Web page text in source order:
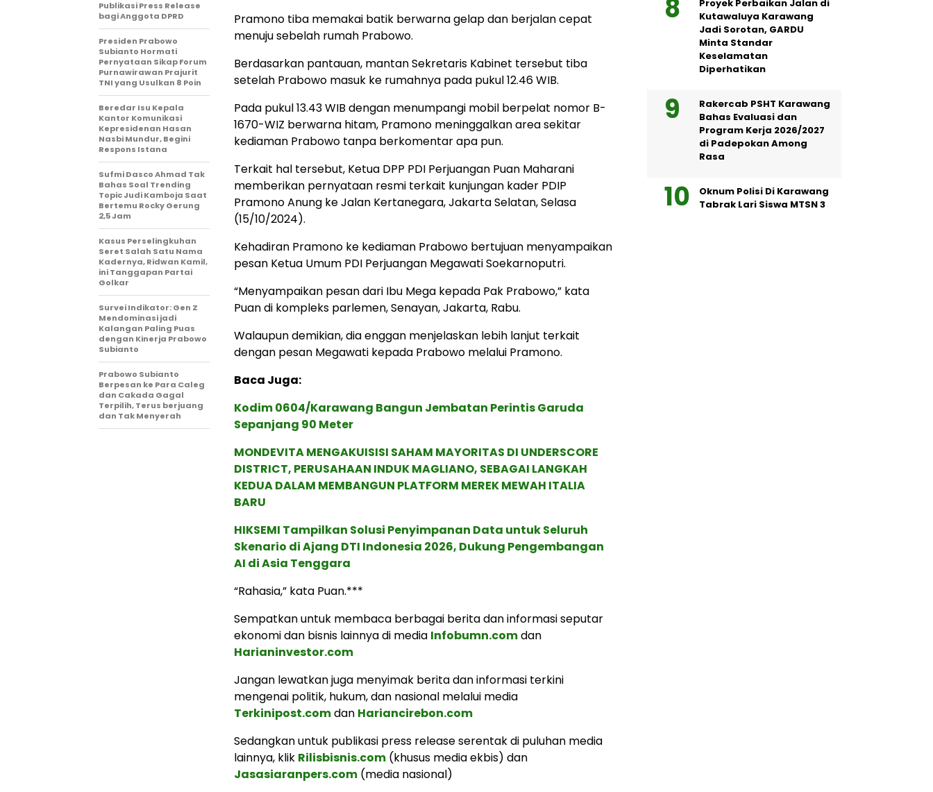
Pramono tiba memakai batik berwarna gelap dan berjalan cepat
menuju sebelah rumah Prabowo.
Berdasarkan pantauan, mantan Sekretaris Kabinet tersebut tiba
setelah Prabowo masuk ke rumahnya pada pukul 12.46 WIB.
Pada pukul 13.43 WIB dengan menumpangi mobil berpelat nomor B-
1670-WIZ berwarna hitam, Pramono meninggalkan area sekitar
kediaman Prabowo tanpa berkomentar apa pun.
Terkait hal tersebut, Ketua DPP PDI Perjuangan Puan Maharani
memberikan pernyataan resmi terkait kunjungan kader PDIP
Pramono Anung ke Jalan Kertanegara, Jakarta Selatan, Selasa
(15/10/2024).
Kehadiran Pramono ke kediaman Prabowo bertujuan menyampaikan
pesan Ketua Umum PDI Perjuangan Megawati Soekarnoputri.
“Menyampaikan pesan dari Ibu Mega kepada Pak Prabowo,” kata
Puan di kompleks parlemen, Senayan, Jakarta, Rabu.
Walaupun demikian, dia enggan menjelaskan lebih lanjut terkait
dengan pesan Megawati kepada Prabowo melalui Pramono.
Baca Juga:
Kodim 0604/Karawang Bangun Jembatan Perintis Garuda
Sepanjang 90 Meter
MONDEVITA MENGAKUISISI SAHAM MAYORITAS DI UNDERSCORE
DISTRICT, PERUSAHAAN INDUK MAGLIANO, SEBAGAI LANGKAH
KEDUA DALAM MEMBANGUN PLATFORM MEREK MEWAH ITALIA
BARU
HIKSEMI Tampilkan Solusi Penyimpanan Data untuk Seluruh
Skenario di Ajang DTI Indonesia 2026, Dukung Pengembangan
AI di Asia Tenggara
“Rahasia,” kata Puan.***
Sempatkan untuk membaca berbagai berita dan informasi seputar
ekonomi dan bisnis lainnya di media Infobumn.comdan
Harianinvestor.com
Jangan lewatkan juga menyimak berita dan informasi terkini
mengenai politik, hukum, dan nasional melalui media
Terkinipost.comdan Hariancirebon.com
Sedangkan untuk publikasi press release serentak di puluhan media
lainnya, klik Rilisbisnis.com (khusus media ekbis) dan
Jasasiaranpers.com (media nasional)
Publikasi Press Release
bagi Anggota DPRD
Presiden Prabowo
Subianto Hormati
Pernyataan Sikap Forum
Purnawirawan Prajurit
TNI yang Usulkan 8 Poin
Beredar Isu Kepala
Kantor Komunikasi
Kepresidenan Hasan
Nasbi Mundur, Begini
Respons Istana
Sufmi Dasco Ahmad Tak
Bahas Soal Trending
Topic Judi Kamboja Saat
Bertemu Rocky Gerung
2,5 Jam
Kasus Perselingkuhan
Seret Salah Satu Nama
Kadernya, Ridwan Kamil,
ini Tanggapan Partai
Golkar
Survei Indikator: Gen Z
Mendominasi jadi
Kalangan Paling Puas
dengan Kinerja Prabowo
Subianto
Prabowo Subianto
Berpesan ke Para Caleg
dan Cakada Gagal
Terpilih, Terus berjuang
dan Tak Menyerah
Proyek Perbaikan Jalan di
Kutawaluya Karawang
Jadi Sorotan, GARDU
Minta Standar
Keselamatan
Diperhatikan
Rakercab PSHT Karawang
Bahas Evaluasi dan
Program Kerja 2026/2027
di Padepokan Among
Rasa
Oknum Polisi Di Karawang
Tabrak Lari Siswa MTSN 3